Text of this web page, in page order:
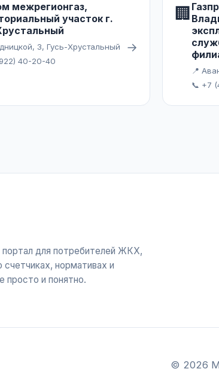
межрегионгаз,
участок г.
3, Гусь-Хрустальный
40-20-40
→
🏢
📞 +7
для потребителей ЖКХ,
нормативах и
просто и понятно.
© 2026